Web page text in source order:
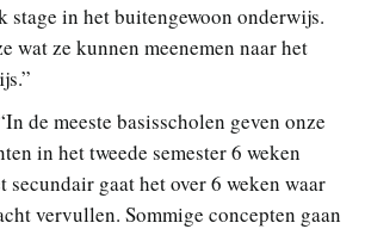
stage in het buitengewoon onderwijs.
wat ze kunnen meenemen naar het
de meeste basisscholen geven onze
in het tweede semester 6 weken
gaat het over 6 weken waar
vervullen. Sommige concepten gaan